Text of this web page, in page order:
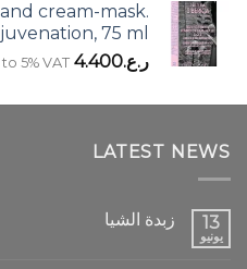
هو:
ر.ع.11.400.
cream-mask.
75 ml
ر.ع.4.400
5% VAT
LATEST NEWS
13
يونيو
زبدة الشيا